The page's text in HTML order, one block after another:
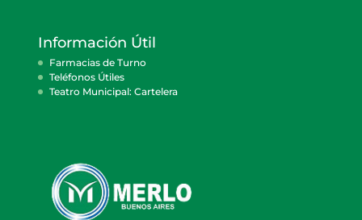
Información Útil
Farmacias de Turno
Teléfonos Útiles
Teatro Municipal: Cartelera